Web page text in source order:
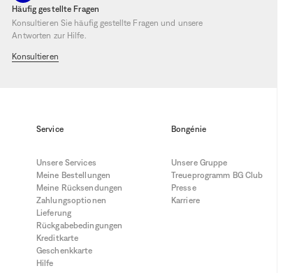
Häufig gestellte Fragen
Konsultieren Sie häufig gestellte Fragen und unsere
Antworten zur Hilfe.
Konsultieren
Service
Unsere Services
Meine Bestellungen
Meine Rücksendungen
Zahlungsoptionen
Lieferung
Rückgabebedingungen
Kreditkarte
Geschenkkarte
Hilfe
Bongénie
Unsere Gruppe
Treueprogramm BG Club
Presse
Karriere